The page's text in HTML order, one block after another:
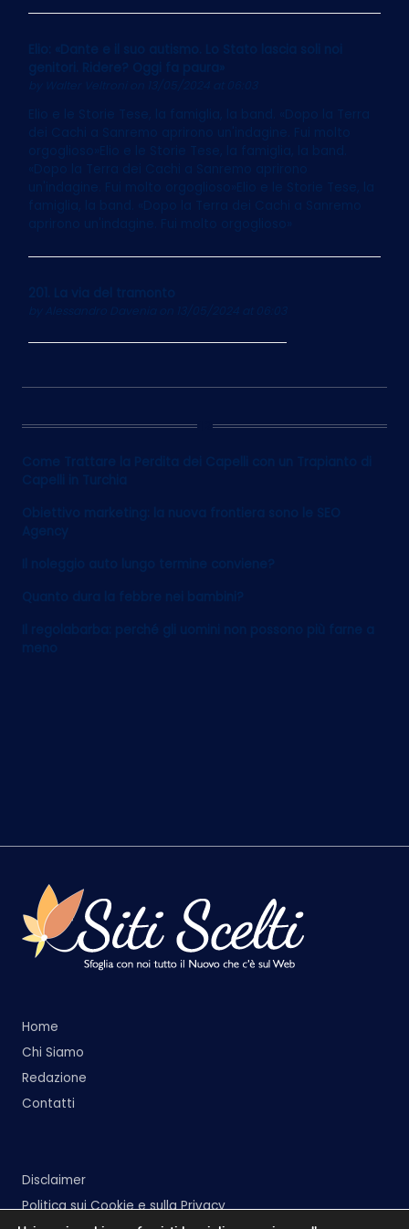
Elio: «Dante e il suo autismo. Lo Stato lascia soli noi
genitori. Ridere? Oggi fa paura»
Walter Veltroni on 13/05/2024 at 06:03
Elio e le Storie Tese, la famiglia, la band. «Dopo la Terra
dei Cachi a Sanremo aprirono un'indagine. Fui molto
orgoglioso»Elio e le Storie Tese, la famiglia, la band.
«Dopo la Terra dei Cachi a Sanremo aprirono
un'indagine. Fui molto orgoglioso»Elio e le Storie Tese, la
famiglia, la band. «Dopo la Terra dei Cachi a Sanremo
aprirono un'indagine. Fui molto orgoglioso»
201. La via del tramonto
on 13/05/2024 at 06:03
12
Come Trattare la Perdita dei Capelli con un Trapianto di
Capelli in Turchia
Obiettivo marketing: la nuova frontiera sono le SEO
Agency
Il noleggio auto lungo termine conviene?
Quanto dura la febbre nei bambini?
Il regolabarba: perché gli uomini non possono più farne a
meno
Home
Chi Siamo
Redazione
Contatti
Disclaimer
Politica sui Cookie e sulla Privacy